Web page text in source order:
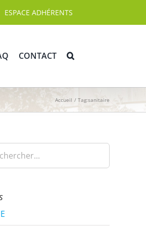
ESPACE ADHÉRENTS
CONTACT
Accueil Tag:sanitaire